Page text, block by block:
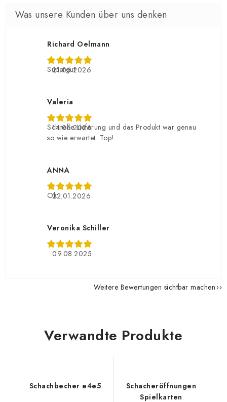
Richard Oelmann
21.06.2026
Supergut
Valeria
14.06.2026
Schnelle Lieferung und das Produkt war genau
so wie erwartet. Top!
ANNA
22.01.2026
Ok
Veronika Schiller
09.08.2025
Weitere Bewertungen sichtbar machen
Verwandte Produkte
Schachbecher e4e5
Schacheröffnungen
Spielkarten